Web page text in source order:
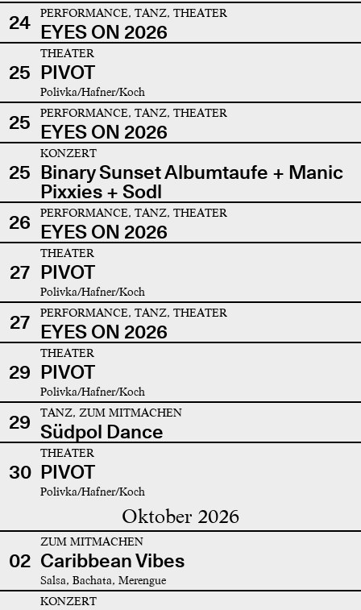
24 PERFORMANCE, TANZ, THEATER
EYES ON 2026
25
THEATER
PIVOT
Polivka/Hafner/Koch
25 PERFORMANCE, TANZ, THEATER
EYES ON 2026
25
KONZERT
Binary Sunset Albumtaufe + Manic
Pixxies + Sodl
26
PERFORMANCE, TANZ, THEATER
EYES ON 2026
27
THEATER
PIVOT
Polivka/Hafner/Koch
27 PERFORMANCE, TANZ, THEATER
EYES ON 2026
29
THEATER
PIVOT
Polivka/Hafner/Koch
29 TANZ, ZUM MITMACHEN
Südpol Dance
30
THEATER
PIVOT
Polivka/Hafner/Koch
Oktober 2026
02
ZUM MITMACHEN
Caribbean Vibes
Salsa, Bachata, Merengue
KONZERT